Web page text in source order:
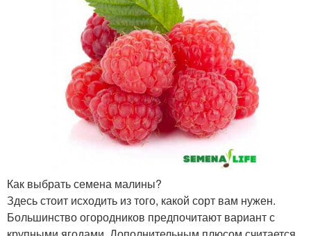
Как выбрать семена малины?
Здесь стоит исходить из того, какой сорт вам нужен.
Большинство огородников предпочитают вариант с